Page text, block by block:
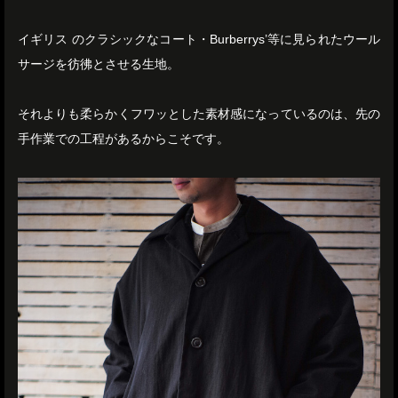
イギリス のクラシックなコート・Burberrys’等に見られたウール
サージを彷彿とさせる生地。
それよりも柔らかくフワッとした素材感になっているのは、先の
手作業での工程があるからこそです。